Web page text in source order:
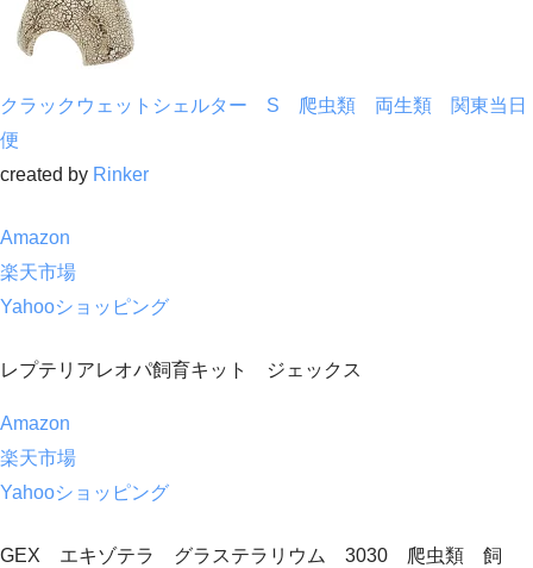
クラックウェットシェルター S 爬虫類 両生類 関東当日
便
created by Rinker
Amazon
楽天市場
Yahooショッピング
レプテリアレオパ飼育キット ジェックス
Amazon
楽天市場
Yahooショッピング
GEX エキゾテラ グラステラリウム 3030 爬虫類 飼